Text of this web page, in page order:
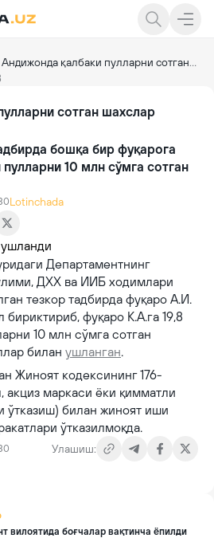
Андижонда қалбаки пулларни сотган шахслар ушланди
сотган шахслар
бошқа бир фуқарога
10 млн сўмга сотган
Lotinchada
Департаментнинг
ДХХ ва ИИБ ходимлари
тезкор тадбирда фуқаро А.И.
бириктириб, фуқаро К.А.га 19,8
10 млн сўмга сотган
билан ушланган.
Жиноят кодексининг 176-
акциз маркаси ёки қимматли
ўтказиш) билан жиноят иши
ўтказилмоқда.
Улашиш:
вилоятида боғчалар вақтинча ёпилди